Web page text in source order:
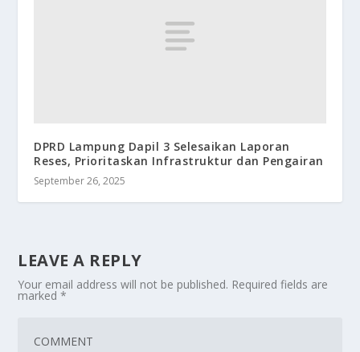
DPRD Lampung Dapil 3 Selesaikan Laporan
Reses, Prioritaskan Infrastruktur dan Pengairan
September 26, 2025
LEAVE A REPLY
Your email address will not be published. Required fields are
marked*